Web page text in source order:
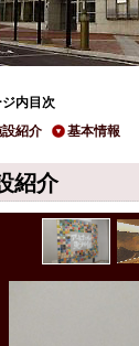
ジ内目次
設紹介 基本情報
紹介